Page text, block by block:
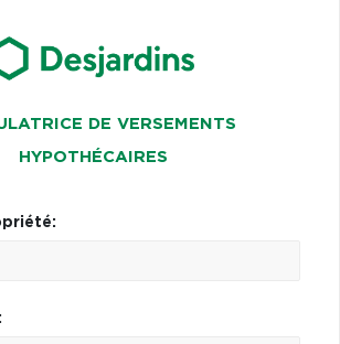
DE VERSEMENTS
HYPOTHÉCAIRES